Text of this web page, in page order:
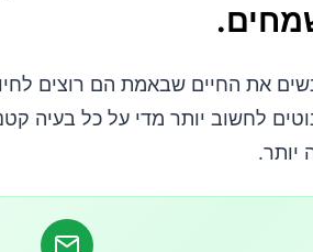
את החיים שבאמת הם רוצים
לחשוב יותר מדי על כל בעיה
יותר.